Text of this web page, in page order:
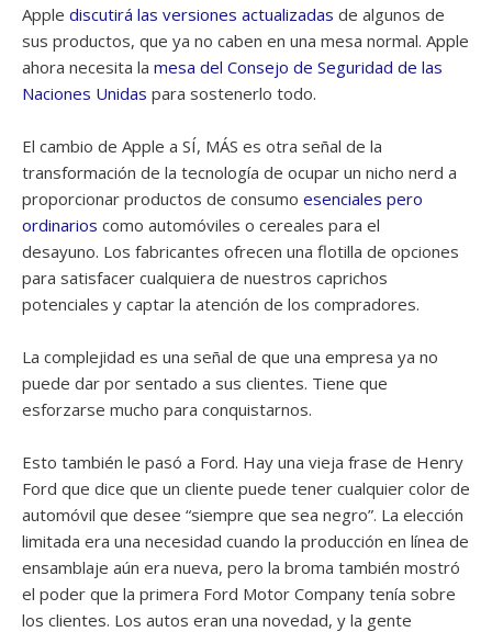
Apple discutirá las versiones actualizadas de algunos de
sus productos, que ya no caben en una mesa normal. Apple
ahora necesita la mesa del Consejo de Seguridad de las
Naciones Unidas para sostenerlo todo.
El cambio de Apple a SÍ, MÁS es otra señal de la
transformación de la tecnología de ocupar un nicho nerd a
proporcionar productos de consumo esenciales pero
ordinarios como automóviles o cereales para el
desayuno. Los fabricantes ofrecen una flotilla de opciones
para satisfacer cualquiera de nuestros caprichos
potenciales y captar la atención de los compradores.
La complejidad es una señal de que una empresa ya no
puede dar por sentado a sus clientes. Tiene que
esforzarse mucho para conquistarnos.
Esto también le pasó a Ford. Hay una vieja frase de Henry
Ford que dice que un cliente puede tener cualquier color de
automóvil que desee “siempre que sea negro”. La elección
limitada era una necesidad cuando la producción en línea de
ensamblaje aún era nueva, pero la broma también mostró
el poder que la primera Ford Motor Company tenía sobre
los clientes. Los autos eran una novedad, y la gente